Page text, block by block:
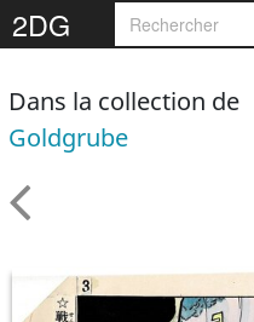
2DG
Dans la collection de
Goldgrube